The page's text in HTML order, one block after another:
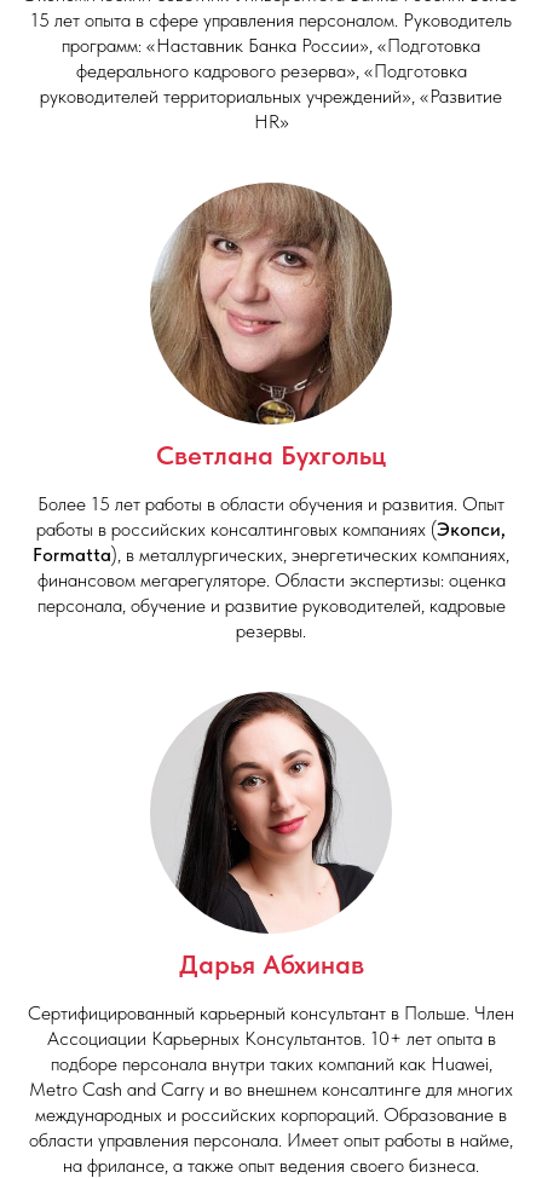
15 лет опыта в сфере управления персоналом. Руководитель
программ: «Наставник Банка России», «Подготовка
федерального кадрового резерва», «Подготовка
руководителей территориальных учреждений», «Развитие
HR»
Светлана Бухгольц
Более 15 лет работы в области обучения и развития. Опыт
работы в российских консалтинговых компаниях (Экопси,
Formatta), в металлургических, энергетических компаниях,
финансовом мегарегуляторе. Области экспертизы: оценка
персонала, обучение и развитие руководителей, кадровые
резервы.
Дарья Абхинав
Сертифицированный карьерный консультант в Польше. Член
Ассоциации Карьерных Консультантов. 10+ лет опыта в
подборе персонала внутри таких компаний как Huawei,
Metro Cash and Carry и во внешнем консалтинге для многих
международных и российских корпораций. Образование в
области управления персонала. Имеет опыт работы в найме,
на фрилансе, а также опыт ведения своего бизнеса.